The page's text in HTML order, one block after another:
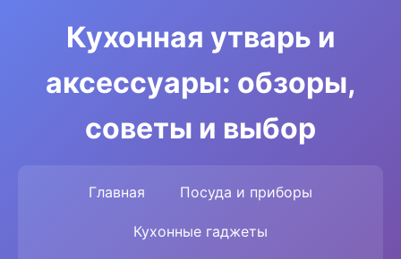
Кухонная утварь и
аксессуары: обзоры,
советы и выбор
Главная Посуда и приборы
Кухонные гаджеты